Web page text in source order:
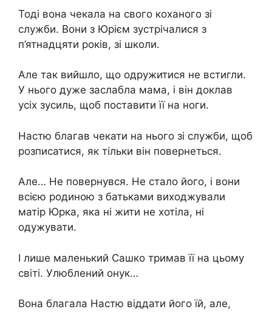
Тоді вона чекала на свого коханого зі
служби. Вони з Юрієм зустрічалися з
п’ятнадцяти років, зі школи.
Але так вийшло, що одружитися не встигли.
У нього дуже заслабла мама, і він доклав
усіх зусиль, щоб поставити її на ноги.
Настю благав чекати на нього зі служби, щоб
розписатися, як тільки він повернеться.
Але… Не повернувся. Не стало його, і вони
всією родиною з батьками виходжували
матір Юрка, яка ні жити не хотіла, ні
одужувати.
І лише маленький Сашко тримав її на цьому
світі. Улюблений онук…
Вона благала Настю віддати його їй, але,